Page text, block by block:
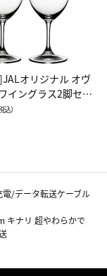
オリジナル オヴ
イングラス2脚セッ
イン）
込）
電/データ転送ケーブル
キナリ 超やわらかで